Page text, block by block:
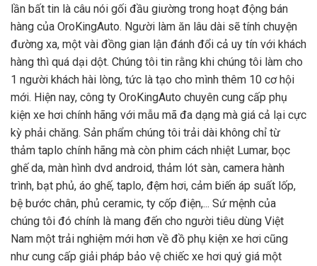
lần bất tin là câu nói gối đầu giường trong hoạt động bán
hàng của OroKingAuto. Người làm ăn lâu dài sẽ tính chuyện
đường xa, một vài đồng gian lận đánh đổi cả uy tín với khách
hàng thì quá dại dột. Chúng tôi tin rằng khi chúng tôi làm cho
1 người khách hài lòng, tức là tạo cho mình thêm 10 cơ hội
mới. Hiện nay, công ty OroKingAuto chuyên cung cấp phụ
kiện xe hơi chính hãng với mẫu mã đa dạng mà giá cả lại cực
kỳ phải chăng. Sản phẩm chúng tôi trải dài không chỉ từ
thảm taplo chính hãng mà còn phim cách nhiệt Lumar, bọc
ghế da, màn hình dvd android, thảm lót sàn, camera hành
trình, bạt phủ, áo ghế, taplo, đệm hơi, cảm biến áp suất lốp,
bệ bước chân, phủ ceramic, ty cốp điện,... Sứ mệnh của
chúng tôi đó chính là mang đến cho người tiêu dùng Việt
Nam một trải nghiệm mới hơn về đồ phụ kiện xe hơi cũng
như cung cấp giải pháp bảo vệ chiếc xe hơi quý giá một